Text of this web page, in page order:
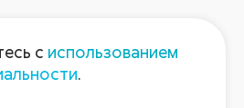
Контакты
с использованием
.